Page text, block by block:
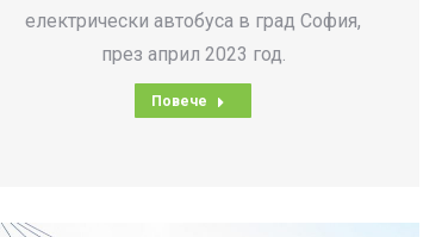
електрически автобуса в град София,
през април 2023 год.
Повече